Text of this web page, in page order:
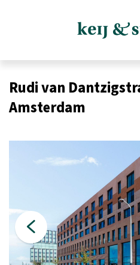
Sale
Letting & Renting
Investments
Auction
Rudi van
Amsterdam